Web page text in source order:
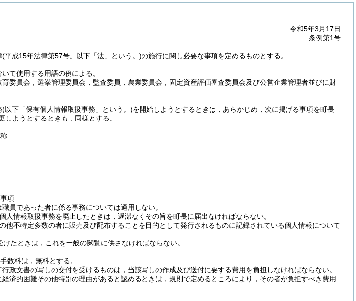
令和5年3月17日
条例第1号
(平成15年法律第57号。以下「法」という。)の施行に関し必要な事項を定めるものとする。
て使用する用語の例による。
委員会，選挙管理委員会，監査委員，農業委員会，固定資産評価審査委員会及び公営企業管理者並びに財
(以下「保有個人情報取扱事務」という。)を開始しようとするときは，あらかじめ，次に掲げる事項を町長
しようとするときも，同様とする。
項
員であった者に係る事務については適用しない。
人情報取扱事務を廃止したときは，遅滞なくその旨を町長に届出なければならない。
他不特定多数の者に販売及び配布することを目的として発行されるものに記録されている個人情報について
たときは，これを一般の閲覧に供さなければならない。
数料は，無料とする。
政文書の写しの交付を受けるものは，当該写しの作成及び送付に要する費用を負担しなければならない。
済的困難その他特別の理由があると認めるときは，規則で定めるところにより，その者が負担すべき費用